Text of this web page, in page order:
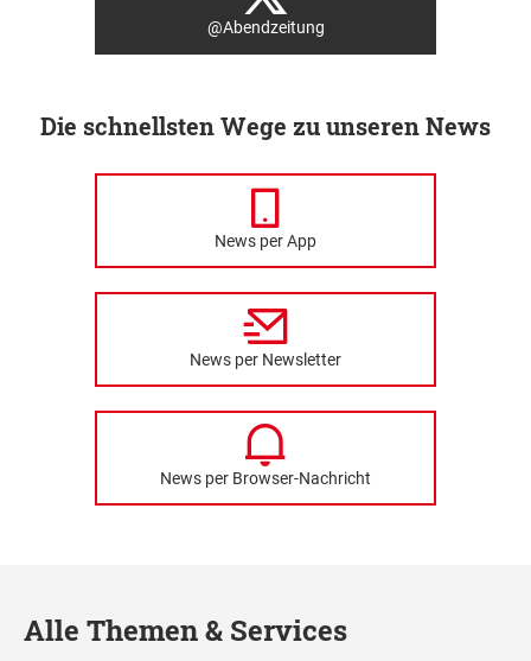
@Abendzeitung
Die schnellsten Wege zu unseren News
News per App
News per Newsletter
News per Browser-Nachricht
Alle Themen & Services